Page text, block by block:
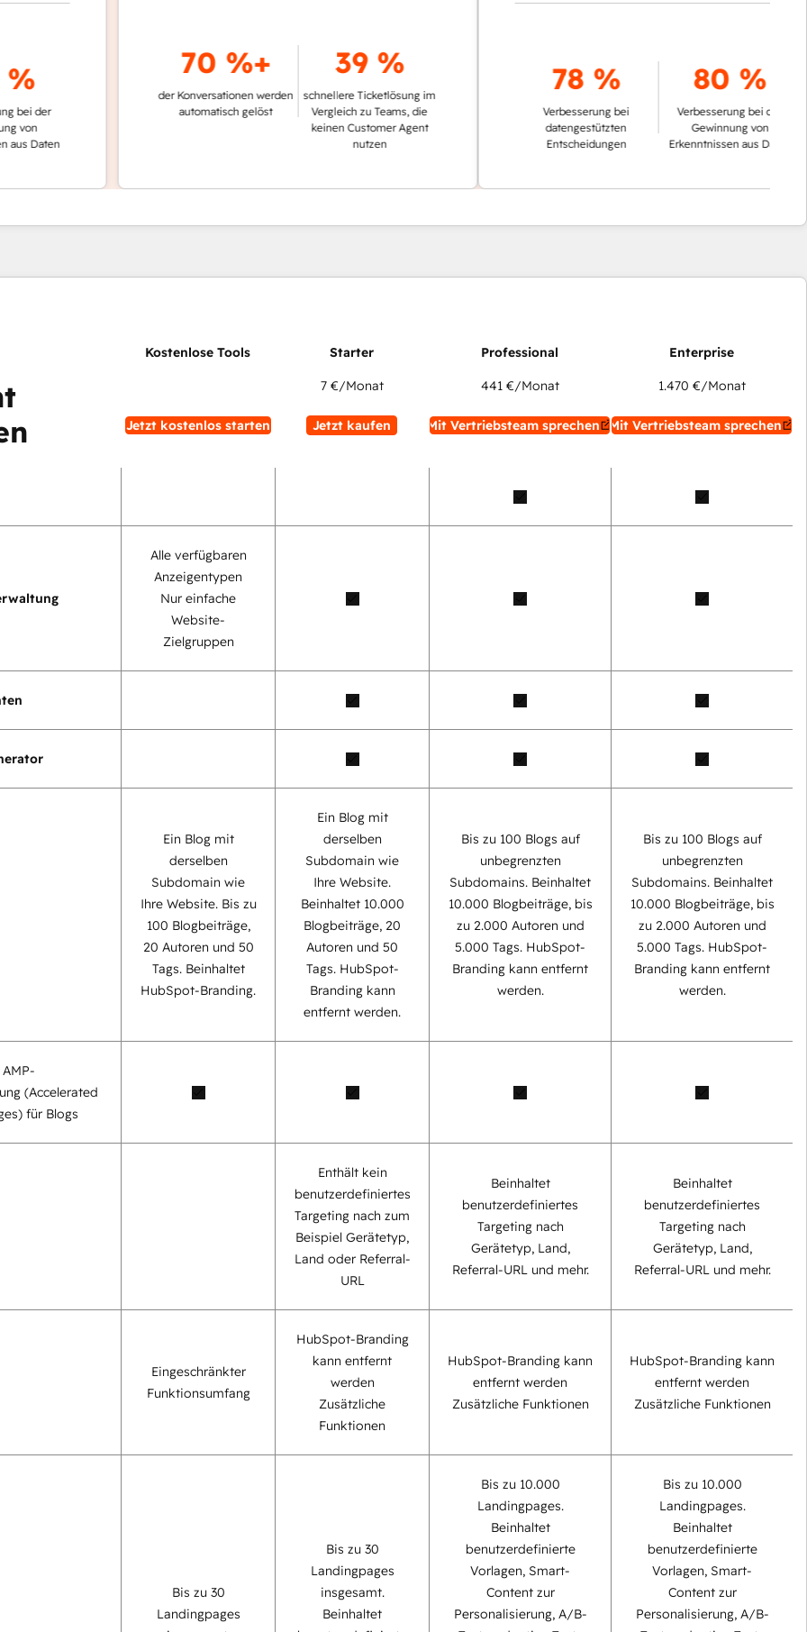
der
70 %+
der Konversationen werden
automatisch gelöst
39 %
schnellere Ticketlösung im
Vergleich zu Teams, die
keinen Customer Agent
nutzen
78 %
Verbesserung bei
datengestützten
Entscheidungen
80 %
Verbesserung bei der
Gewinnung von
Erkenntnissen aus Daten
Jetzt kostenlos starten
7 €/Monat
Jetzt kaufen
441 €/Monat
Mit Vertriebsteam sprechen
1.470 €/Monat
Mit Vertriebsteam sprechen
Alle verfügbaren
Anzeigentypen
Nur einfache
Website-
Zielgruppen
Ein Blog mit
derselben
Subdomain wie
Ihre Website. Bis zu
100 Blogbeiträge,
20 Autoren und 50
Tags. Beinhaltet
HubSpot-Branding.
Ein Blog mit
derselben
Subdomain wie
Ihre Website.
Beinhaltet 10.000
Blogbeiträge, 20
Autoren und 50
Tags. HubSpot-
Branding kann
entfernt werden.
Bis zu 100 Blogs auf
unbegrenzten
Subdomains. Beinhaltet
10.000 Blogbeiträge, bis
zu 2.000 Autoren und
5.000 Tags. HubSpot-
Branding kann entfernt
werden.
Bis zu 100 Blogs auf
unbegrenzten
Subdomains. Beinhaltet
10.000 Blogbeiträge, bis
zu 2.000 Autoren und
5.000 Tags. HubSpot-
Branding kann entfernt
werden.
(Accelerated
für Blogs
Enthält kein
benutzerdefiniertes
Targeting nach zum
Beispiel Gerätetyp,
Land oder Referral-
URL
Beinhaltet
benutzerdefiniertes
Targeting nach
Gerätetyp, Land,
Referral-URL und mehr.
Beinhaltet
benutzerdefiniertes
Targeting nach
Gerätetyp, Land,
Referral-URL und mehr.
Eingeschränkter
Funktionsumfang
HubSpot-Branding
kann entfernt
werden
Zusätzliche
Funktionen
HubSpot-Branding kann
entfernt werden
Zusätzliche Funktionen
HubSpot-Branding kann
entfernt werden
Zusätzliche Funktionen
Bis zu 30
Landingpages
Bis zu 30
Landingpages
insgesamt.
Beinhaltet
Bis zu 10.000
Landingpages.
Beinhaltet
benutzerdefinierte
Vorlagen, Smart-
Content zur
Personalisierung, A/B-
Bis zu 10.000
Landingpages.
Beinhaltet
benutzerdefinierte
Vorlagen, Smart-
Content zur
Personalisierung, A/B-